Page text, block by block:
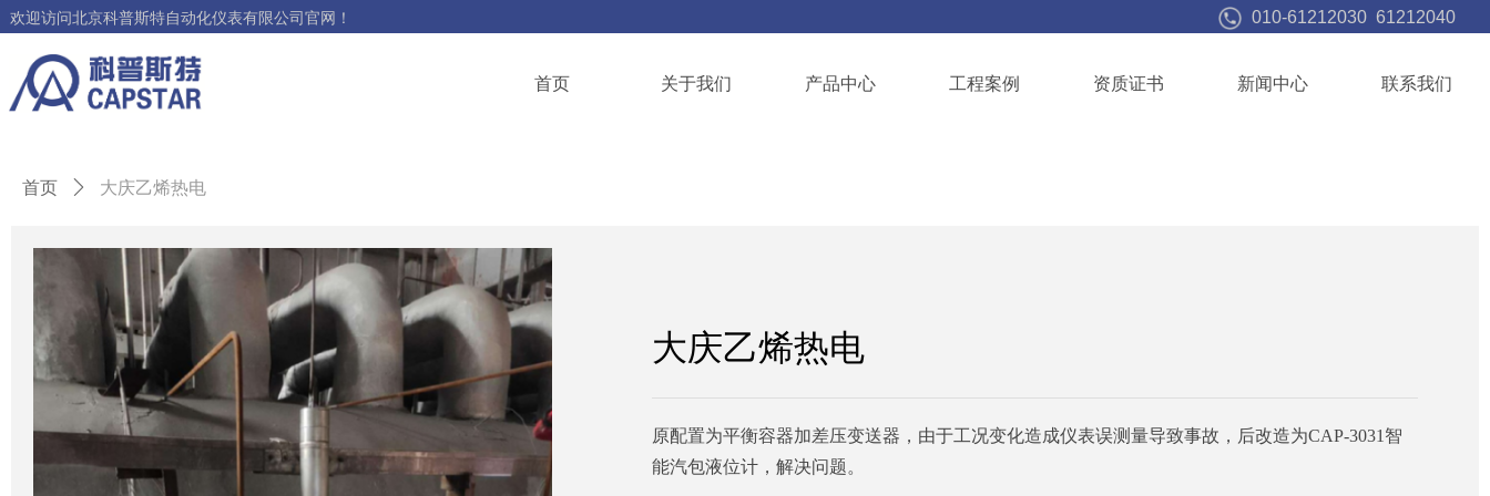
首页 关于我们 产品中心 工程案例 资质证书 新闻中心 联系我们
010-61212030 61212040
欢迎访问北京科普斯特自动化仪表有限公司官网！
大庆乙烯热电
原配置为平衡容器加差压变送器，由于工况变化造成仪表误测量导致事故，后改造为CAP-3031智
能汽包液位计，解决问题。
首页 ꄲ 大庆乙烯热电